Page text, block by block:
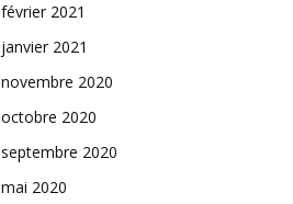
février 2021
janvier 2021
novembre 2020
octobre 2020
septembre 2020
mai 2020